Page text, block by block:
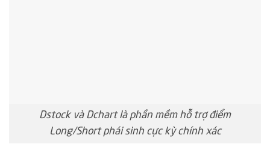
Dstock và Dchart là phần mềm hỗ trợ điểm
Long/Short phái sinh cực kỳ chính xác